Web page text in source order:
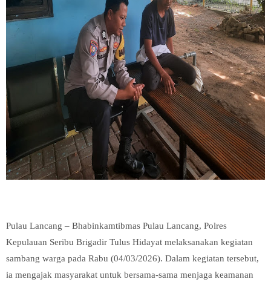
Pulau Lancang – Bhabinkamtibmas Pulau Lancang, Polres
Kepulauan Seribu Brigadir Tulus Hidayat melaksanakan kegiatan
sambang warga pada Rabu (04/03/2026). Dalam kegiatan tersebut,
ia mengajak masyarakat untuk bersama-sama menjaga keamanan